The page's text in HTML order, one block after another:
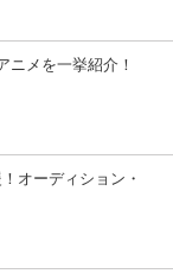
ニメを一挙紹介！
オーディション・